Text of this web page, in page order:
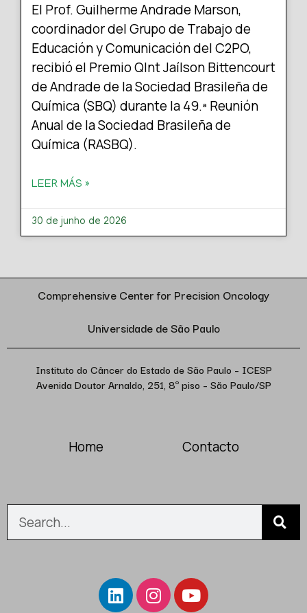
El Prof. Guilherme Andrade Marson,
coordinador del Grupo de Trabajo de
Educación y Comunicación del C2PO,
recibió el Premio QInt Jaílson Bittencourt
de Andrade de la Sociedad Brasileña de
Química (SBQ) durante la 49.ª Reunión
Anual de la Sociedad Brasileña de
Química (RASBQ).
LEER MÁS »
30 de junho de 2026
Comprehensive Center for Precision Oncology
Universidade de São Paulo
Instituto do Câncer do Estado de São Paulo – ICESP
Avenida Doutor Arnaldo, 251, 8º piso – São Paulo/SP
Home Contacto